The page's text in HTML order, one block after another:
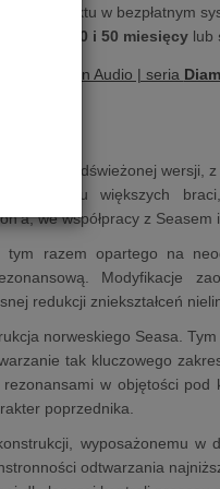
produktu w bezpłatnym
10, 20, 30 i 50 miesięcylub
| Pylon Audio | seria
nowej, odświeżonej wersji,
jak u większych
we współpracy z Seasem
razem opartego na
Modyfikacje
redukcji zniekształceń
norweskiego Seasa.
tak kluczowego
w objętości pod
poprzednika.
wyposażonemu w
odtwarzania